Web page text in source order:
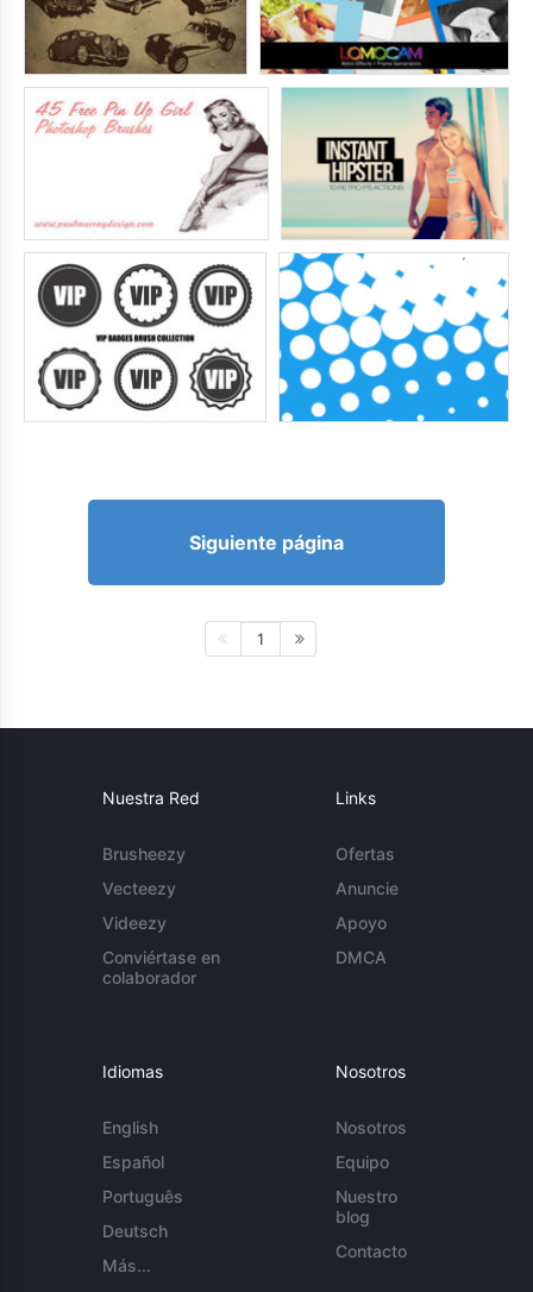
Siguiente página
1
Nuestra Red
Brusheezy
Vecteezy
Videezy
Conviértase en
colaborador
Links
Ofertas
Anuncie
Apoyo
DMCA
Idiomas
English
Español
Português
Deutsch
Más...
Nosotros
Nosotros
Equipo
Nuestro
blog
Contacto